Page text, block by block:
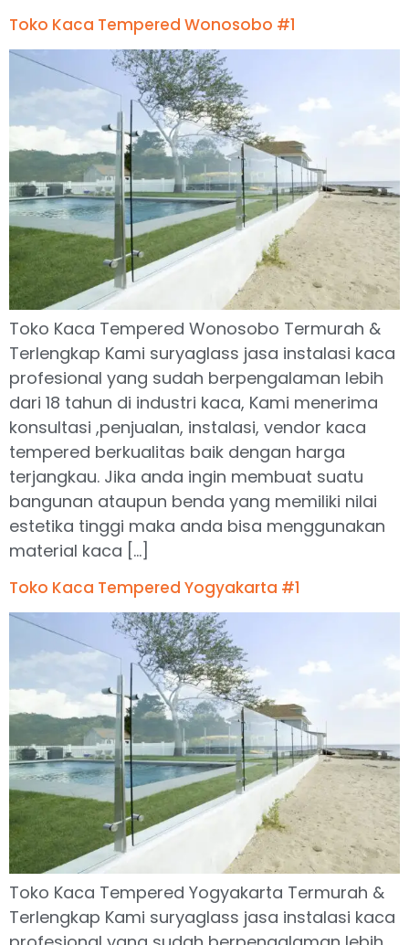
Toko Kaca Tempered Wonosobo #1
Toko Kaca Tempered Wonosobo Termurah &
Terlengkap Kami suryaglass jasa instalasi kaca
profesional yang sudah berpengalaman lebih
dari 18 tahun di industri kaca, Kami menerima
konsultasi ,penjualan, instalasi, vendor kaca
tempered berkualitas baik dengan harga
terjangkau. Jika anda ingin membuat suatu
bangunan ataupun benda yang memiliki nilai
estetika tinggi maka anda bisa menggunakan
material kaca […]
Toko Kaca Tempered Yogyakarta #1
Toko Kaca Tempered Yogyakarta Termurah &
Terlengkap Kami suryaglass jasa instalasi kaca